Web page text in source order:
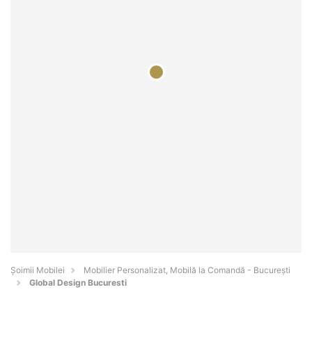
Șoimii Mobilei
Mobilier Personalizat, Mobilă la Comandă - Bucureşti
Global Design Bucuresti